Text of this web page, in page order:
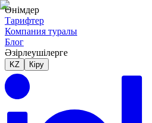
Өнімдер
Тарифтер
Компания туралы
Блог
Әзірлеушілерге
KZ Кіру